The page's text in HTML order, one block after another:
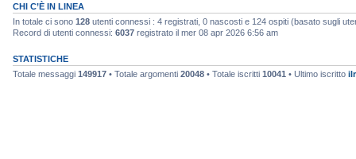
CHI C’È IN LINEA
In totale ci sono 128 utenti connessi : 4 registrati, 0 nascosti e 124 ospiti (basato sugli
Record di utenti connessi: 6037 registrato il mer 08 apr 2026 6:56 am
STATISTICHE
Totale messaggi 149917 • Totale argomenti 20048 • Totale iscritti 10041 • Ultimo iscritto